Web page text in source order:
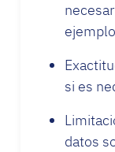
si es
datos